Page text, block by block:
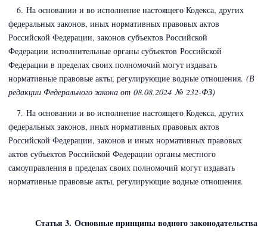
6. На основании и во исполнение настоящего Кодекса, других
федеральных законов, иных нормативных правовых актов
Российской Федерации, законов субъектов Российской
Федерации исполнительные органы субъектов Российской
Федерации в пределах своих полномочий могут издавать
нормативные правовые акты, регулирующие водные отношения. (В
редакции Федерального закона от 08.08.2024 № 232-ФЗ)
7. На основании и во исполнение настоящего Кодекса, других
федеральных законов, иных нормативных правовых актов
Российской Федерации, законов и иных нормативных правовых
актов субъектов Российской Федерации органы местного
самоуправления в пределах своих полномочий могут издавать
нормативные правовые акты, регулирующие водные отношения.
Статья 3. Основные принципы водного законодательства